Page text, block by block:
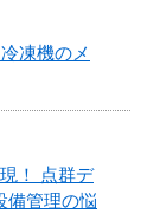
凍機のメ
！ 点群デ
備管理の悩